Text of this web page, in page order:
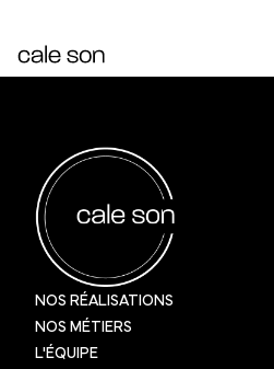
NOS RÉALISATIONS
NOS MÉTIERS
L'ÉQUIPE